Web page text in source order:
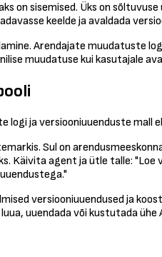
on sisemised. Üks on
keelde ja avaldada
Arendajate muudatuste
muudatuse kui kasutajale
logi ja versiooniuuenduste
Sul on
Käivita agent ja ütle talle:
versiooniuuendused ja
uuendada või kustutada